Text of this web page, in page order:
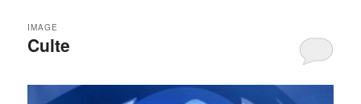
Culte
IMAGE